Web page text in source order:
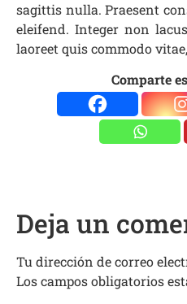
sagittis nulla. Praesent
eleifend. Integer non
laoreet quis commodo
Comparte
Deja un
Tu dirección de correo
Los campos obligatorios